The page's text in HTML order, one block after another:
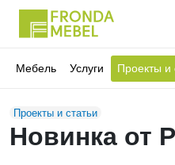
Мебель Услуги Проекты и
Проекты и статьи
Новинка от